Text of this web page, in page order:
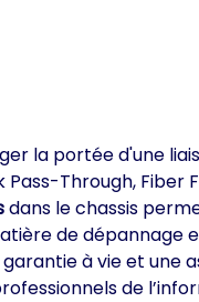
la portée d'une
Through, Fiber
dans le chassis
de dépannage
à vie et une
de